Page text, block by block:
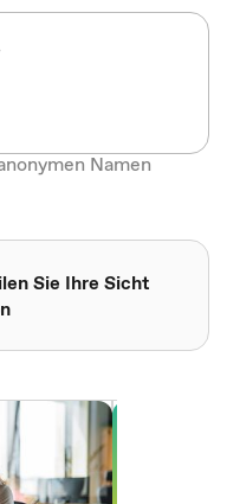
Namen
Sie Ihre Sicht